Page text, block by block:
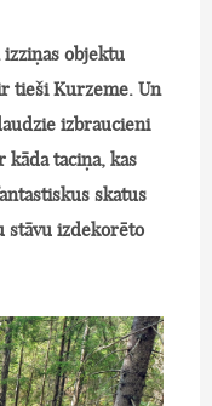
objektu
tieši Kurzeme. Un
izbraucieni
taciņa, kas
skatus
stāvu izdekorēto